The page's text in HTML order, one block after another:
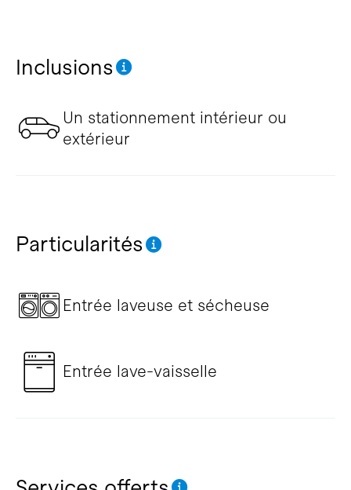
Inclusions
Un stationnement intérieur ou
extérieur
Particularités
Entrée laveuse et sécheuse
Entrée lave-vaisselle